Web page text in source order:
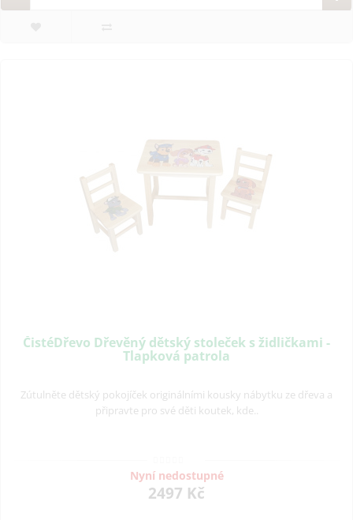
ČistéDřevo Dřevěný dětský stoleček s židličkami -
Tlapková patrola
Zútulněte dětský pokojíček originálními kousky nábytku ze dřeva a
připravte pro své děti koutek, kde..
Nyní nedostupné
2497 Kč